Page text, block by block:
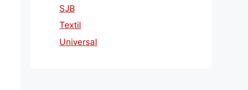
SJB
Textil
Universal